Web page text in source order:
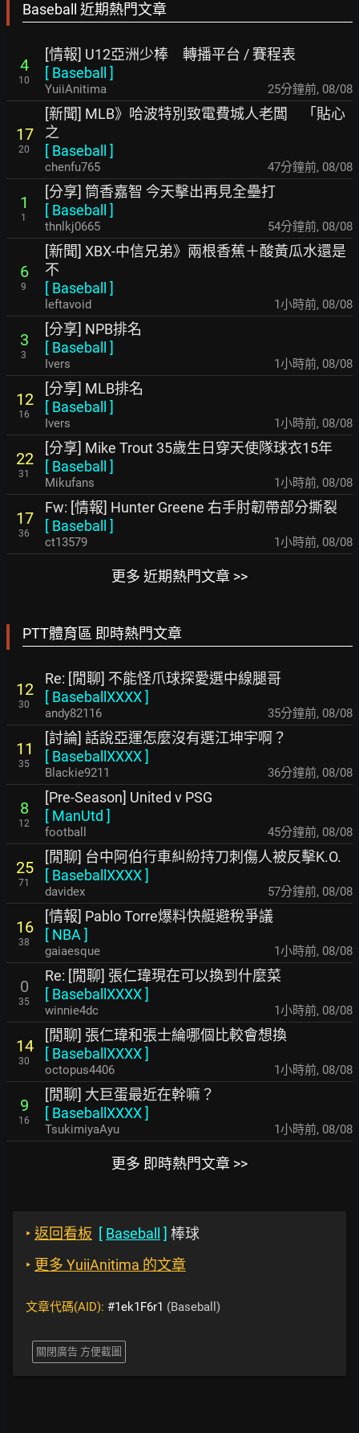
Baseball 近期熱門文章
4
10
[情報] U12亞洲少棒 轉播平台 / 賽程表
[ Baseball ]
YuiiAnitima 25分鐘前, 08/08
17
20
[新聞] MLB》哈波特別致電費城人老闆 「貼心
之
[ Baseball ]
chenfu765 47分鐘前, 08/08
1
1
[分享] 筒香嘉智 今天擊出再見全壘打
[ Baseball ]
thnlkj0665 54分鐘前, 08/08
6
9
[新聞] XBX-中信兄弟》兩根香蕉＋酸黃瓜水還是
不
[ Baseball ]
leftavoid 1小時前, 08/08
3
3
[分享] NPB排名
[ Baseball ]
Ivers 1小時前, 08/08
12
16
[分享] MLB排名
[ Baseball ]
Ivers 1小時前, 08/08
22
31
[分享] Mike Trout 35歲生日穿天使隊球衣15年
[ Baseball ]
Mikufans 1小時前, 08/08
17
36
Fw: [情報] Hunter Greene 右手肘韌帶部分撕裂
[ Baseball ]
ct13579 1小時前, 08/08
更多 近期熱門文章 >>
PTT體育區 即時熱門文章
12
30
Re: [閒聊] 不能怪爪球探愛選中線腿哥
[ BaseballXXXX]
andy82116 35分鐘前, 08/08
11
35
[討論] 話說亞運怎麼沒有選江坤宇啊？
[ BaseballXXXX]
Blackie9211 36分鐘前, 08/08
8
12
[Pre-Season] United v PSG
[ ManUtd ]
football 45分鐘前, 08/08
25
71
[閒聊] 台中阿伯行車糾紛持刀刺傷人被反擊K.O.
[ BaseballXXXX]
davidex 57分鐘前, 08/08
16
38
[情報] Pablo Torre爆料快艇避稅爭議
[ NBA ]
gaiaesque 1小時前, 08/08
0
35
Re: [閒聊] 張仁瑋現在可以換到什麼菜
[ BaseballXXXX]
winnie4dc 1小時前, 08/08
14
30
[閒聊] 張仁瑋和張士綸哪個比較會想換
[ BaseballXXXX]
octopus4406 1小時前, 08/08
9
16
[閒聊] 大巨蛋最近在幹嘛？
[ BaseballXXXX]
TsukimiyaAyu 1小時前, 08/08
更多 即時熱門文章 >>
‣ 返回看板 [ Baseball ] 棒球
‣ 更多 YuiiAnitima 的文章
文章代碼(AID): #1ek1F6r1 (Baseball)
關閉廣告 方便截圖